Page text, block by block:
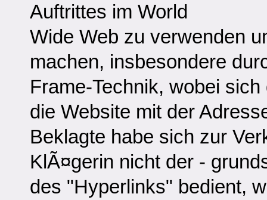
Auftrittes im World
Wide Web zu verwenden
machen, insbesondere
Frame-Technik, wobei
die Website mit der
Beklagte habe sich zur
KlÃ¤gerin nicht der -
des "Hyperlinks" bedient,